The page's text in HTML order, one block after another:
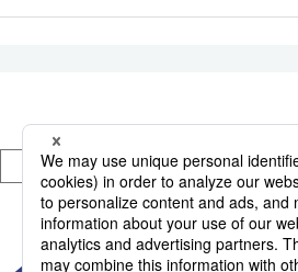
عدد المشاركات وقت التصفح
لماذا يرغب معظم اليابانيين فوق
سن الستين في مواصلة العمل؟